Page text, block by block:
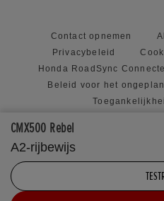
CMX500 Rebel
A2-rijbewijs
Contact opnemen
Privacybeleid
Honda RoadSync
Beleid voor het
Visiter le site en